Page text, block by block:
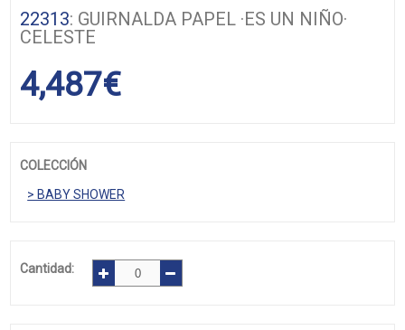
22313: GUIRNALDA PAPEL ·ES UN NIÑO·
CELESTE
4,487€
COLECCIÓN
> BABY SHOWER
Cantidad: